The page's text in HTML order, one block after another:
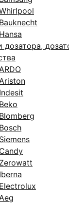
Bauknecht
Hansa
дозатора,
Indesit
Beko
Blomberg
Bosch
Siemens
Candy
Zerowatt
Iberna
Electrolux